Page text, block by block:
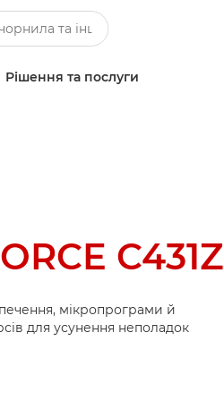
Рішення та послуги
C431Z
мікропрограми й
для усунення неполадок